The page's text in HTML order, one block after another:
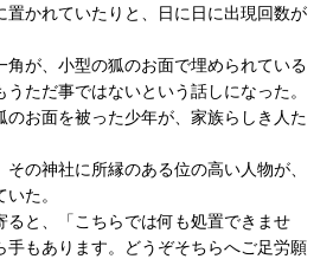
置かれていたりと、日に日に出現回数が
が、小型の狐のお面で埋められている
ただ事ではないという話しになった。
お面を被った少年が、家族らしき人た
の神社に所縁のある位の高い人物が、
た。
ると、「こちらでは何も処置できませ
もあります。どうぞそちらへご足労願